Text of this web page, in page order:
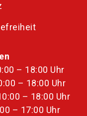
– 18:00 Uhr
– 18:00 Uhr
– 18:00 Uhr
– 17:00 Uhr